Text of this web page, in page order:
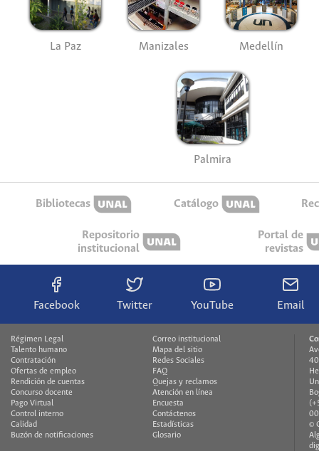
La Paz Manizales Medellín
Palmira
Bibliotecas Catálogo
Repositorio
institucional
Portal de
revistas
Facebook Twitter YouTube Email
Régimen Legal
Talento humano
Contratación
Ofertas de empleo
Rendición de cuentas
Concurso docente
Pago Virtual
Control interno
Calidad
Buzón de notificaciones
Correo institucional
Mapa del sitio
Redes Sociales
FAQ
Quejas y reclamos
Atención en línea
Encuesta
Contáctenos
Estadísticas
Glosario
©